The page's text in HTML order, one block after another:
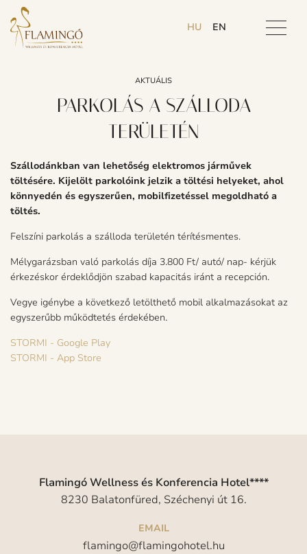
HU EN
AKTUÁLIS
PARKOLÁS A SZÁLLODA
TERÜLETÉN
Szállodánkban van lehetőség elektromos járművek
töltésére. Kijelölt parkolóink jelzik a töltési helyeket, ahol
könnyedén és egyszerűen, mobilfizetéssel megoldható a
töltés.
Felszíni parkolás a szálloda területén térítésmentes.
Mélygarázsban való parkolás díja 3.800 Ft/ autó/ nap- kérjük
érkezéskor érdeklődjön szabad kapacitás iránt a recepción.
Vegye igénybe a következő letölthető mobil alkalmazásokat az
egyszerűbb működtetés érdekében.
STORMI - Google Play
STORMI - App Store
Flamingó Wellness és Konferencia Hotel****
8230 Balatonfüred, Széchenyi út 16.
EMAIL
flamingo@flamingohotel.hu